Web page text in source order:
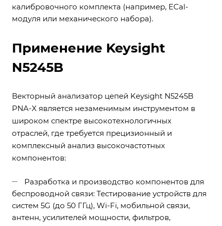
калибровочного комплекта (например, ECal-
модуля или механического набора).
Применение Keysight
N5245B
Векторный анализатор цепей Keysight N5245B
PNA-X является незаменимым инструментом в
широком спектре высокотехнологичных
отраслей, где требуется прецизионный и
комплексный анализ высокочастотных
компонентов:
Разработка и производство компонентов для
беспроводной связи: Тестирование устройств для
систем 5G (до 50 ГГц), Wi-Fi, мобильной связи,
антенн, усилителей мощности, фильтров,